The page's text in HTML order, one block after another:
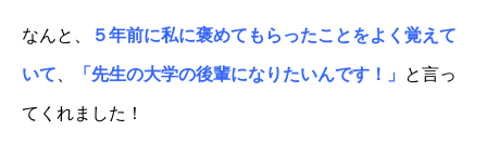
なんと、 ５年前に私に褒めてもらったことをよく覚えて
いて、 「先生の大学の後輩になりたいんです！」 と言っ
てくれました！